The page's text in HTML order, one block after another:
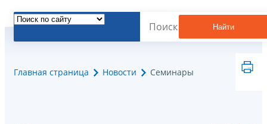
Найти
Главная страница Новости Семинары